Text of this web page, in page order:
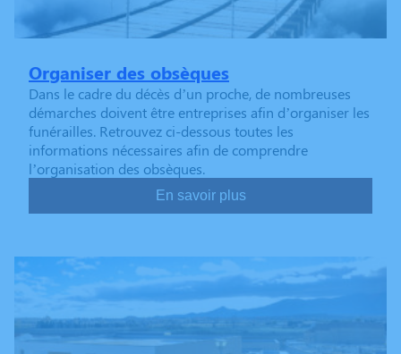
Organiser des obsèques
Dans le cadre du décès d’un proche, de nombreuses
démarches doivent être entreprises afin d’organiser les
funérailles. Retrouvez ci-dessous toutes les
informations nécessaires afin de comprendre
l’organisation des obsèques.
En savoir plus